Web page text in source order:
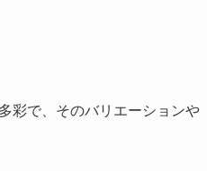
彩で、そのバリエーションや